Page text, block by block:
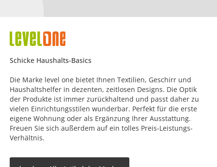
Schicke Haushalts-Basics
Die Marke level one bietet Ihnen Textilien, Geschirr und
Haushaltshelfer in dezenten, zeitlosen Designs. Die Optik
der Produkte ist immer zurückhaltend und passt daher zu
vielen Einrichtungsstilen wunderbar. Perfekt für die erste
eigene Wohnung oder als Ergänzung Ihrer Ausstattung.
Freuen Sie sich außerdem auf ein tolles Preis-Leistungs-
Verhältnis.